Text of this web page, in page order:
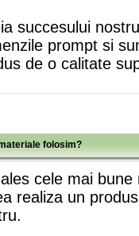
succesului
prompt si
de o calitate
folosim?
cele mai
realiza un